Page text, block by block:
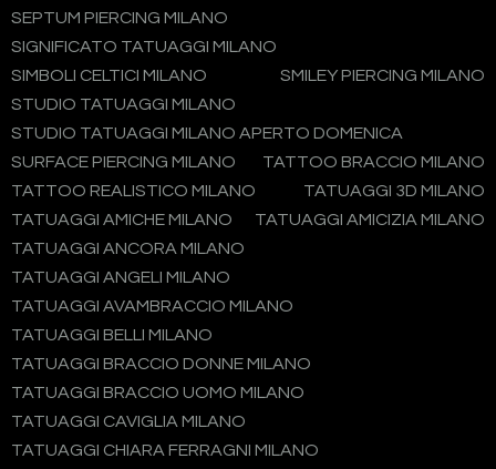
SEPTUM PIERCING MILANO
SIGNIFICATO TATUAGGI MILANO
SIMBOLI CELTICI MILANO
SMILEY PIERCING MILANO
STUDIO TATUAGGI MILANO
STUDIO TATUAGGI MILANO APERTO DOMENICA
SURFACE PIERCING MILANO
TATTOO BRACCIO MILANO
TATTOO REALISTICO MILANO
TATUAGGI 3D MILANO
TATUAGGI AMICHE MILANO
TATUAGGI AMICIZIA MILANO
TATUAGGI ANCORA MILANO
TATUAGGI ANGELI MILANO
TATUAGGI AVAMBRACCIO MILANO
TATUAGGI BELLI MILANO
TATUAGGI BRACCIO DONNE MILANO
TATUAGGI BRACCIO UOMO MILANO
TATUAGGI CAVIGLIA MILANO
TATUAGGI CHIARA FERRAGNI MILANO